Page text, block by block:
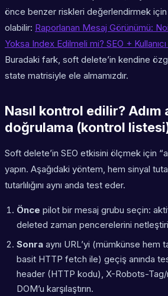
önce benzer riskleri değerlendirmek için
olabilir: Raporlanan Mesaj Görünümü:
Yoksa Index Edilmeli mi? SEO +
Buradaki fark, soft delete’in kendine
state matrisiyle ele almamızdır.
Nasıl kontrol edilir? Adım
doğrulama (kontrol
Soft delete’in SEO etkisini ölçmek için
yapın. Aşağıdaki yöntem, hem sinyal
tutarlılığını aynı anda test eder.
Önce pilot bir mesaj grubu seçin:
deleted zaman pencerelerini
Sonra aynı URL’yi (mümkünse hem
basit HTTP fetch ile) geçiş anında
header (HTTP kodu), X-Robots-
DOM’u karşılaştırın.